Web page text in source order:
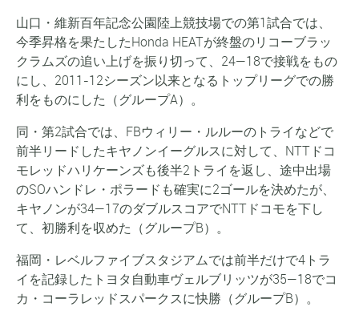
山口・維新百年記念公園陸上競技場での第1試合では、
今季昇格を果たしたHonda HEATが終盤のリコーブラッ
クラムズの追い上げを振り切って、24—18で接戦をもの
にし、2011-12シーズン以来となるトップリーグでの勝
利をものにした（グループA）。
同・第2試合では、FBウィリー・ルルーのトライなどで
前半リードしたキヤノンイーグルスに対して、NTTドコ
モレッドハリケーンズも後半2トライを返し、途中出場
のSOハンドレ・ポラードも確実に2ゴールを決めたが、
キヤノンが34—17のダブルスコアでNTTドコモを下し
て、初勝利を収めた（グループB）。
福岡・レベルファイブスタジアムでは前半だけで4トラ
イを記録したトヨタ自動車ヴェルブリッツが35—18でコ
カ・コーラレッドスパークスに快勝（グループB）。